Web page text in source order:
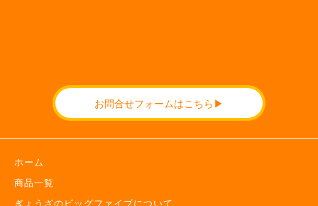
お問合せフォームはこちら▶
ホーム
商品一覧
ぎょうざのビッグファイブについて